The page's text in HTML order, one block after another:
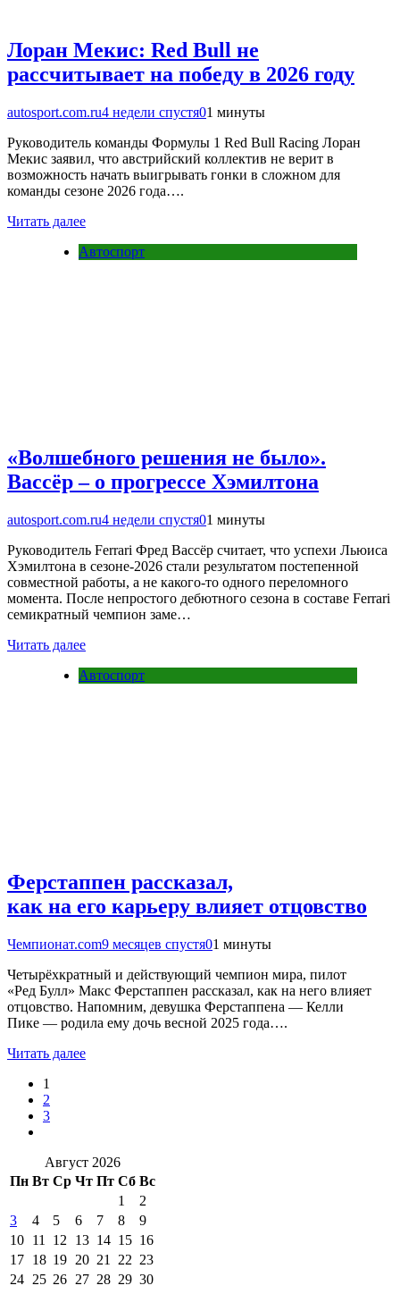
Лоран Мекис: Red Bull не
рассчитывает на победу в 2026 году
autosport.com.ru4 недели спустя01 минуты
Руководитель команды Формулы 1 Red Bull Racing Лоран
Мекис заявил, что австрийский коллектив не верит в
возможность начать выигрывать гонки в сложном для
команды сезоне 2026 года….
Читать далее
Автоспорт
«Волшебного решения не было».
Вассёр – о прогрессе Хэмилтона
autosport.com.ru4 недели спустя01 минуты
Руководитель Ferrari Фред Вассёр считает, что успехи Льюиса
Хэмилтона в сезоне-2026 стали результатом постепенной
совместной работы, а не какого-то одного переломного
момента. После непростого дебютного сезона в составе Ferrari
семикратный чемпион заме…
Читать далее
Автоспорт
Ферстаппен рассказал,
как на его карьеру влияет отцовство
Чемпионат.com9 месяцев спустя01 минуты
Четырёхкратный и действующий чемпион мира, пилот
«Ред Булл» Макс Ферстаппен рассказал, как на него влияет
отцовство. Напомним, девушка Ферстаппена — Келли
Пике — родила ему дочь весной 2025 года….
Читать далее
1
2
3
Август 2026
Пн Вт Ср Чт Пт Сб Вс
1
2
3
4 5 6 7 8
9
10 11 12 13 14 15 16
17 18 19 20 21 22 23
24 25 26 27 28 29 30